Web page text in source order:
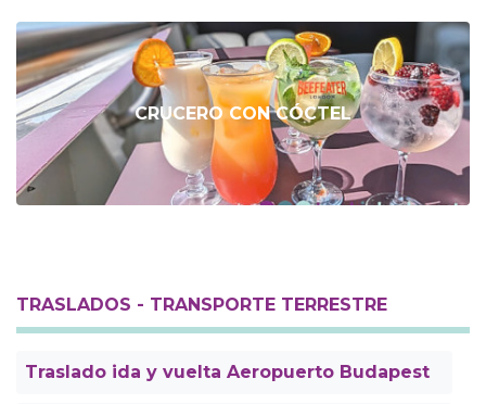
CRUCERO CON CÓCTEL
TRASLADOS - TRANSPORTE TERRESTRE
Traslado ida y vuelta Aeropuerto Budapest